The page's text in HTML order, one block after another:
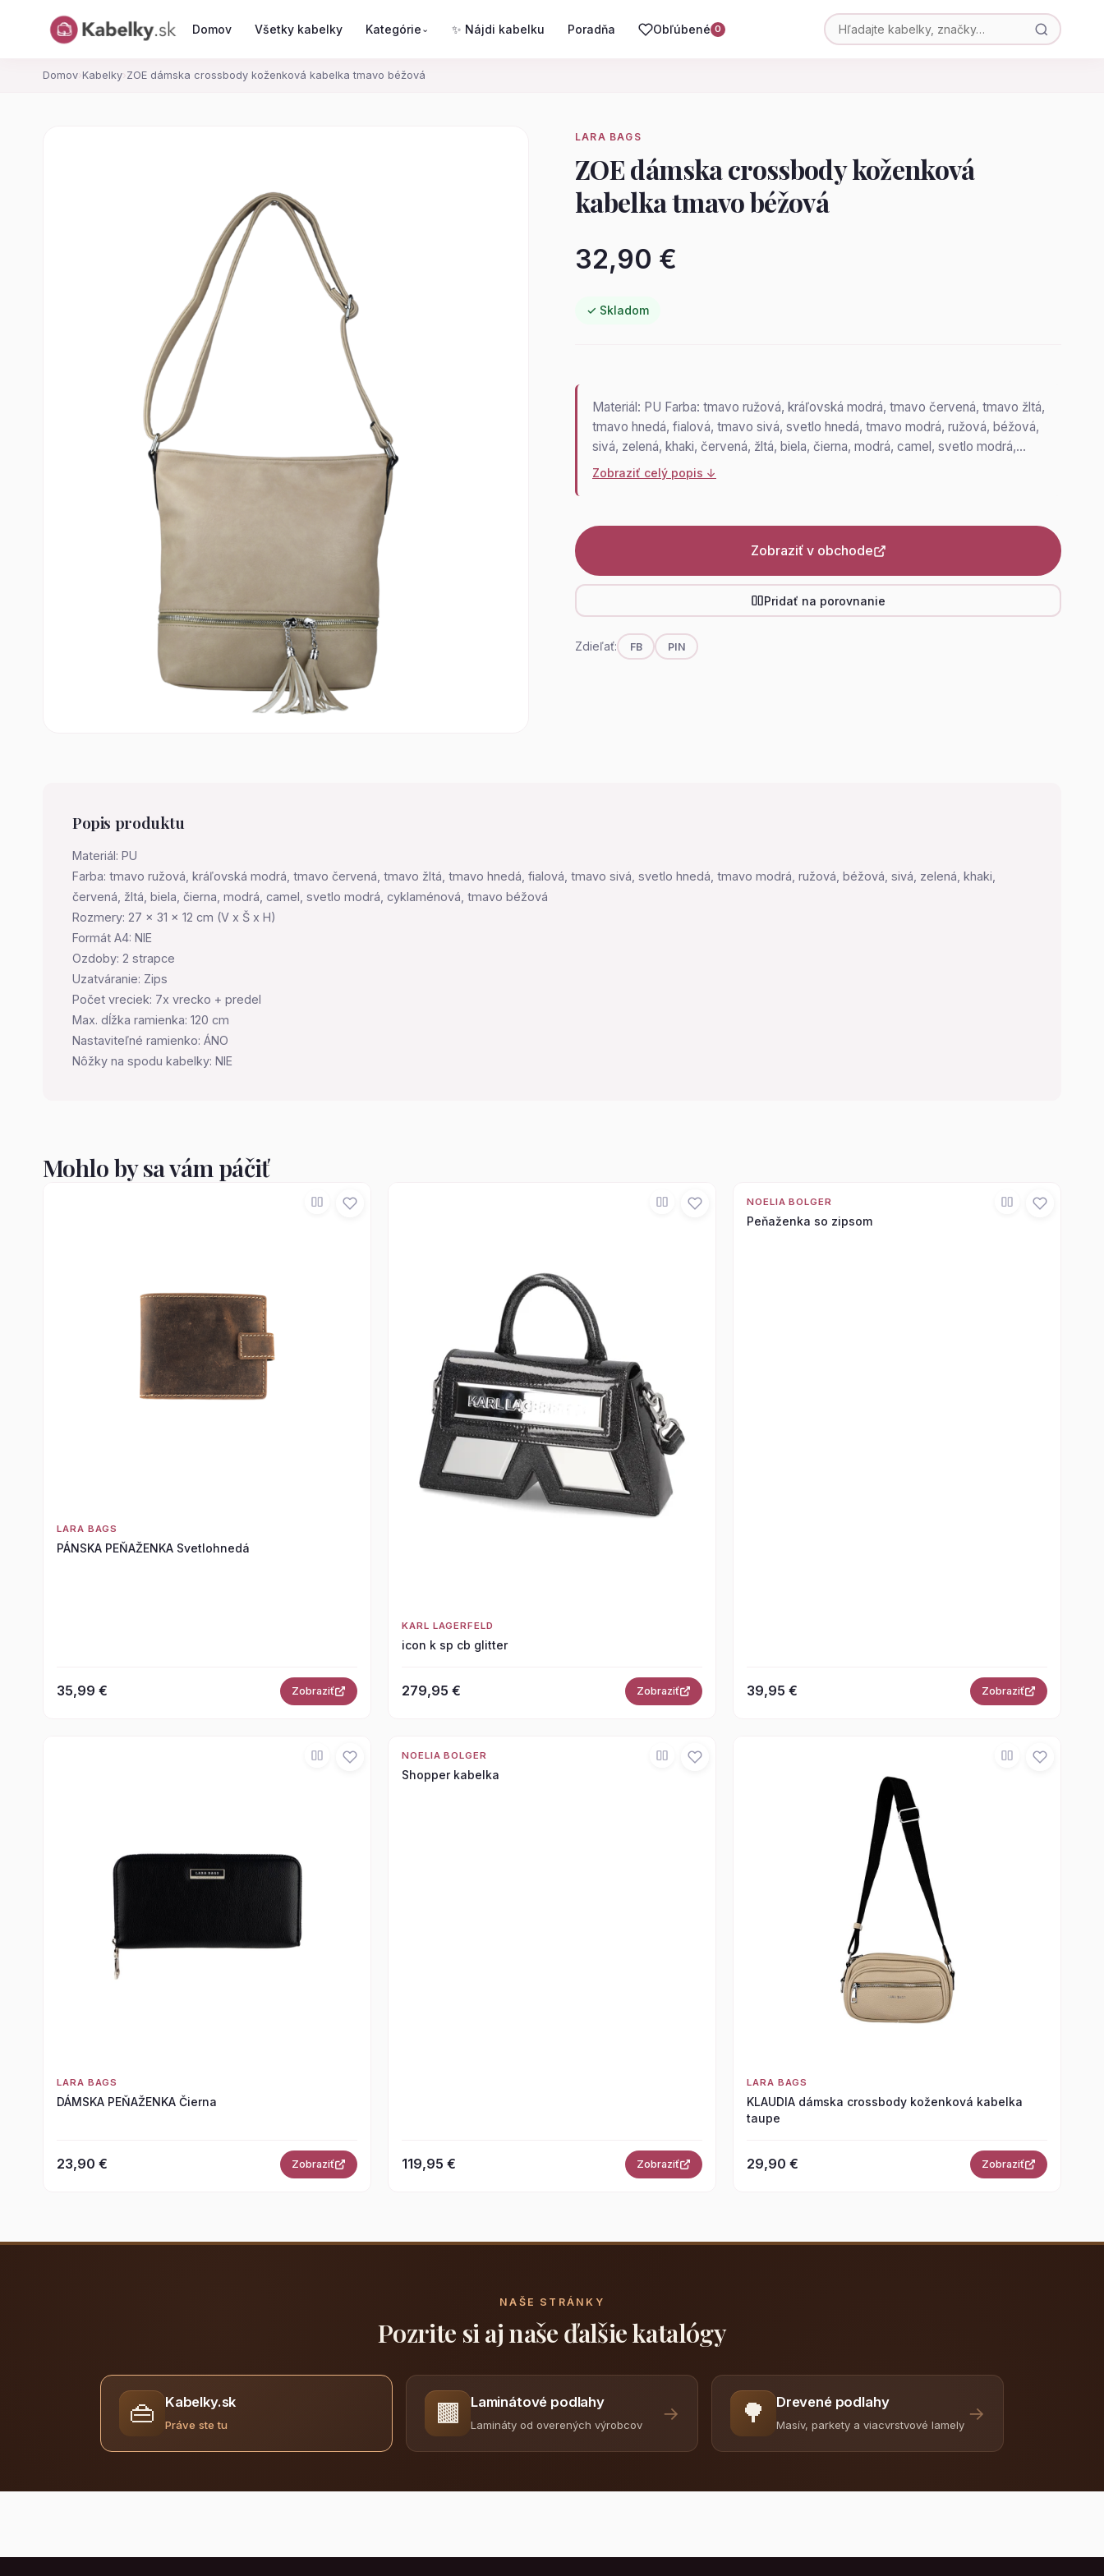
Domov Všetky kabelky Kategórie ⌄ ✨ Nájdi kabelku Poradňa Obľúbené 0
Domov› Kabelky› ZOE dámska crossbody koženková kabelka tmavo béžová
LARA BAGS
ZOE dámska crossbody koženková
kabelka tmavo béžová
32,90 €
✓ Skladom
Materiál: PU Farba: tmavo ružová, kráľovská modrá, tmavo červená, tmavo žltá,
tmavo hnedá, fialová, tmavo sivá, svetlo hnedá, tmavo modrá, ružová, béžová,
sivá, zelená, khaki, červená, žltá, biela, čierna, modrá, camel, svetlo modrá,…
Zobraziť celý popis ↓
Zobraziť v obchode
Pridať na porovnanie
Zdieľať: FB PIN
Popis produktu
Materiál: PU
Farba: tmavo ružová, kráľovská modrá, tmavo červená, tmavo žltá, tmavo hnedá, fialová, tmavo sivá, svetlo hnedá, tmavo modrá, ružová, béžová, sivá, zelená, khaki,
červená, žltá, biela, čierna, modrá, camel, svetlo modrá, cyklaménová, tmavo béžová
Rozmery: 27 x 31 x 12 cm (V x Š x H)
Formát A4: NIE
Ozdoby: 2 strapce
Uzatváranie: Zips
Počet vreciek: 7x vrecko + predel
Max. dĺžka ramienka: 120 cm
Nastaviteľné ramienko: ÁNO
Nôžky na spodu kabelky: NIE
Mohlo by sa vám páčiť
LARA BAGS
PÁNSKA PEŇAŽENKA Svetlohnedá
35,99 € Zobraziť
KARL LAGERFELD
icon k sp cb glitter
279,95 € Zobraziť
NOELIA BOLGER
Peňaženka so zipsom
39,95 € Zobraziť
LARA BAGS
DÁMSKA PEŇAŽENKA Čierna
23,90 € Zobraziť
NOELIA BOLGER
Shopper kabelka
119,95 € Zobraziť
LARA BAGS
KLAUDIA dámska crossbody koženková kabelka
taupe
29,90 € Zobraziť
NAŠE STRÁNKY
Pozrite si aj naše ďalšie katalógy
👜 Kabelky.sk
Práve ste tu 🟫 Laminátové podlahy
Lamináty od overených výrobcov
→ 🌳 Drevené podlahy
Masív, parkety a viacvrstvové lamely
→